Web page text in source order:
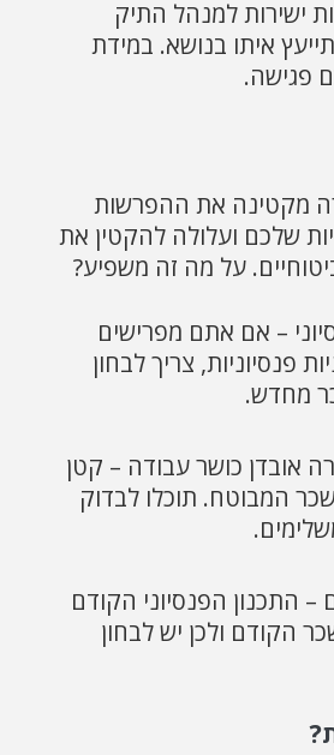
ישירות למנהל התיק
איתו בנושא. במידת
פגישה.
מקטינה את ההפרשות
שלכם ועלולה להקטין את
על מה זה משפיע?
– אם אתם מפרישים
פנסיוניות, צריך לבחון
מחדש.
אובדן כושר עבודה – קטן
המבוטח. תוכלו לבדוק
– התכנון הפנסיוני הקודם
הקודם ולכן יש לבחון